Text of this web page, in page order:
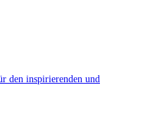
den inspirierenden und